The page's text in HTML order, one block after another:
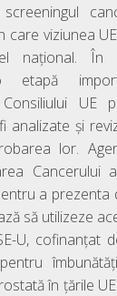
care viziunea
național. În
etapă
UE
analizate și
lor.
Cancerului
a prezenta
să utilizeze
U, cofinanțat
în țările